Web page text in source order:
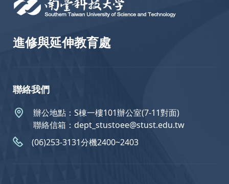
進修與延伸教育處
聯絡我們
辦公地點：S棟一樓101辦公室(7-11對面)
聯絡信箱：dept_stustoee@stust.edu.tw
(06)253-3131分機2400~2403